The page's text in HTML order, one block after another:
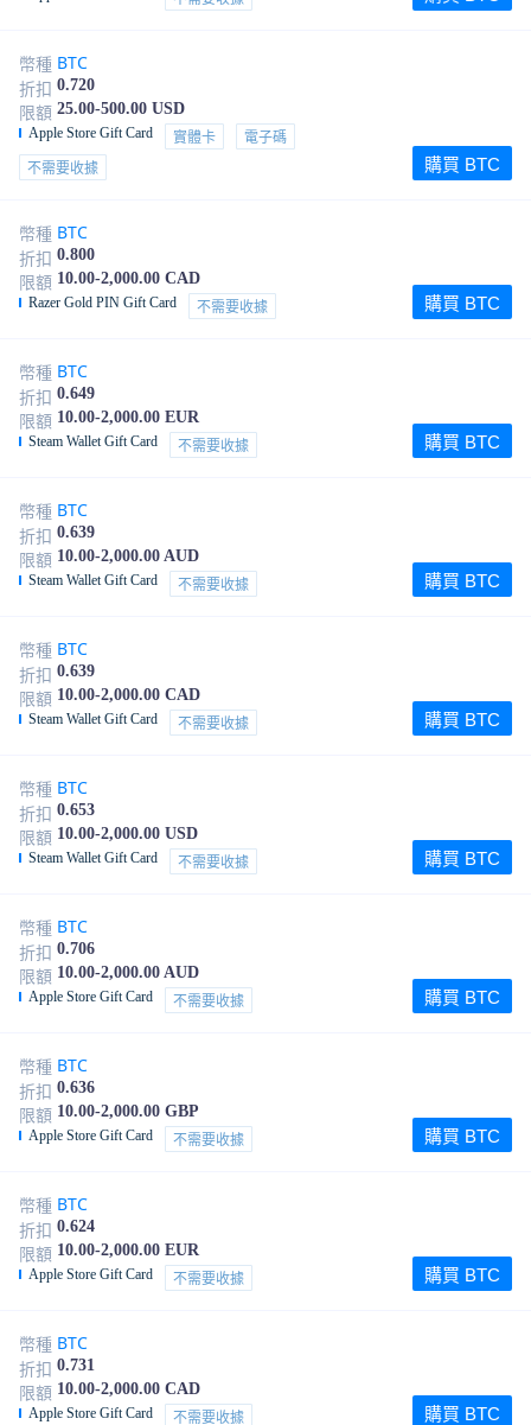
幣種 BTC
折扣 0.720
限額 25.00-500.00 USD
Apple Store Gift Card 實體卡
電子碼
不需要收據
購買 BTC
幣種 BTC
折扣 0.800
限額 10.00-2,000.00 CAD
Razer Gold PIN Gift Card 不需要收據 購買 BTC
幣種 BTC
折扣 0.649
限額 10.00-2,000.00 EUR
Steam Wallet Gift Card 不需要收據 購買 BTC
幣種 BTC
折扣 0.639
限額 10.00-2,000.00 AUD
Steam Wallet Gift Card 不需要收據 購買 BTC
幣種 BTC
折扣 0.639
限額 10.00-2,000.00 CAD
Steam Wallet Gift Card 不需要收據 購買 BTC
幣種 BTC
折扣 0.653
限額 10.00-2,000.00 USD
Steam Wallet Gift Card 不需要收據 購買 BTC
幣種 BTC
折扣 0.706
限額 10.00-2,000.00 AUD
Apple Store Gift Card 不需要收據 購買 BTC
幣種 BTC
折扣 0.636
限額 10.00-2,000.00 GBP
Apple Store Gift Card 不需要收據 購買 BTC
幣種 BTC
折扣 0.624
限額 10.00-2,000.00 EUR
Apple Store Gift Card 不需要收據 購買 BTC
幣種 BTC
折扣 0.731
限額 10.00-2,000.00 CAD
Apple Store Gift Card 不需要收據 購買 BTC